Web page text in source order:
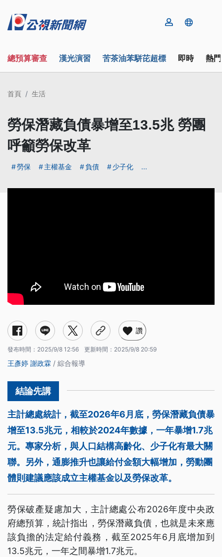
總預算審查 漢光演習 苦茶油苯駢芘超標 即時 熱
首頁 生活
勞保潛藏負債暴增至13.5兆 勞團
呼籲勞保改革
勞保 主權基金 負債 少子化 ...
讚
發布時間： 2025/9/8 12:56 更新時間： 2025/9/8 20:59
王彥婷 謝政霖 / 綜合報導
主計總處統計，截至2026年6月底，勞保潛藏負債暴
增至13.5兆元，相較於2024年數據，一年暴增1.7兆
元。專家分析，與人口結構高齡化、少子化有最大關
聯。另外，通膨推升也讓給付金額大幅增加，勞動團
體則建議應該成立主權基金以及勞保改革。
勞保破產疑慮加大，主計總處公布2026年度中央政
府總預算，統計指出，勞保潛藏負債，也就是未來應
該負擔的法定給付義務，截至2025年6月底增加到
13.5兆元，一年之間暴增1.7兆元。